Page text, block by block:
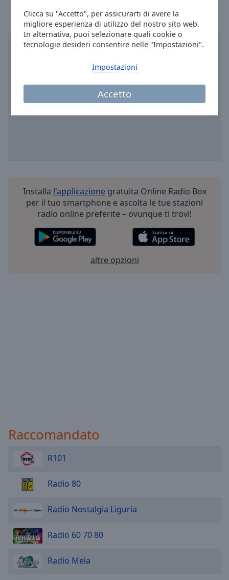
Clicca su "Accetto", per assicurarti di avere la
migliore esperienza di utilizzo del nostro sito web.
In alternativa, puoi selezionare quali cookie o
tecnologie desideri consentire nelle "Impostazioni".
Accetto
Impostazioni
Installa l'applicazionegratuita Online Radio Box
per il tuo smartphone e ascolta le tue stazioni
radio online preferite – ovunque ti trovi!
altre opzioni
Raccomandato
R101
Radio 80
Radio Nostalgia Liguria
Radio 60 70 80
Radio Mela